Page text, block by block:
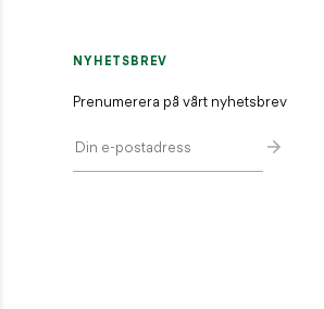
NYHETSBREV
Prenumerera på vårt nyhetsbrev